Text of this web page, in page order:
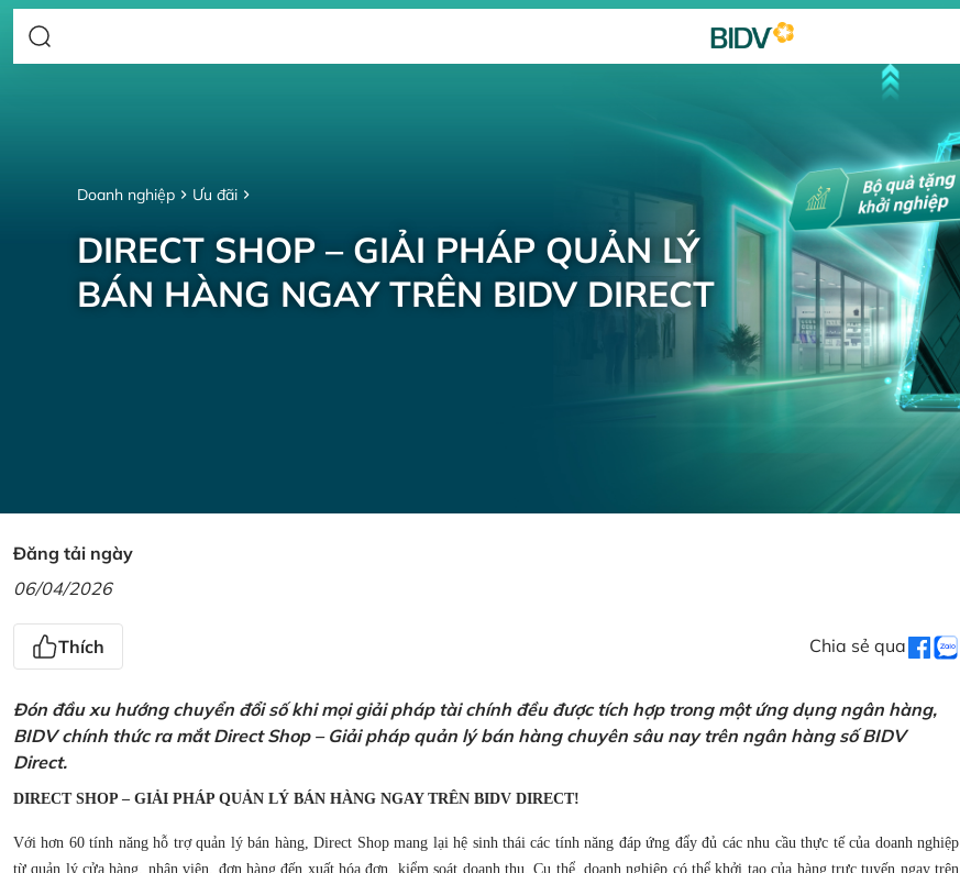
Doanh nghiệp Ưu đãi
DIRECT SHOP – GIẢI PHÁP QUẢN LÝ
BÁN HÀNG NGAY TRÊN BIDV DIRECT
Đăng tải ngày
06/04/2026
Thích Chia sẻ qua
Đón đầu xu hướng chuyển đổi số khi mọi giải pháp tài chính đều được tích hợp trong một ứng dụng ngân hàng,
BIDV chính thức ra mắt Direct Shop – Giải pháp quản lý bán hàng chuyên sâu nay trên ngân hàng số BIDV
Direct.
DIRECT SHOP – GIẢI PHÁP QUẢN LÝ BÁN HÀNG NGAY TRÊN BIDV DIRECT!
Với hơn 60 tính năng hỗ trợ quản lý bán hàng, Direct Shop mang lại hệ sinh thái các tính năng đáp ứng đẩy đủ các nhu cầu thực tế của doanh nghiệp
từ quản lý cửa hàng, nhân viên, đơn hàng đến xuất hóa đơn, kiểm soát doanh thu. Cụ thể, doanh nghiệp có thể khởi tạo của hàng trực tuyến ngay trên